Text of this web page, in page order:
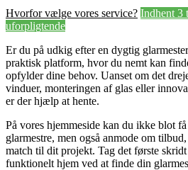
Hvorfor vælge vores service? Indhent 3
uforpligtende
Er du på udkig efter en dygtig
praktisk platform, hvor du nemt kan
opfylder dine behov. Uanset om det
vinduer, monteringen af glas eller
er der hjælp at hente.
På vores hjemmeside kan du ikke blot
glarmestre, men også anmode om
match til dit projekt. Tag det første
funktionelt hjem ved at finde din